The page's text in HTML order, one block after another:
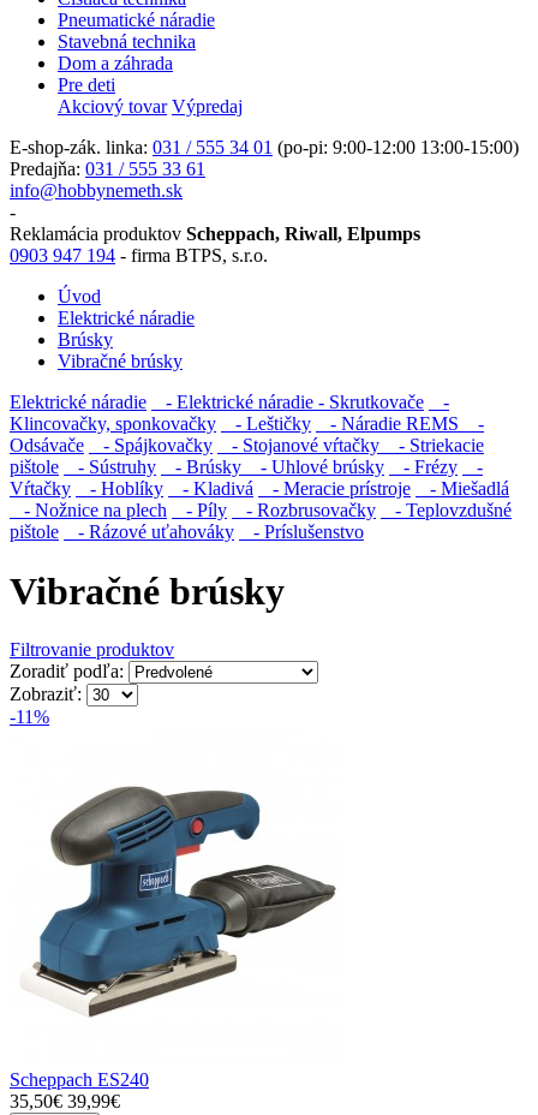
Pneumatické náradie
Stavebná technika
Dom a záhrada
Pre deti
Akciový tovar Výpredaj
E-shop-zák. linka: 031 / 555 34 01 (po-pi: 9:00-12:00 13:00-15:00)
Predajňa: 031 / 555 33 61
info@hobbynemeth.sk
-
Reklamácia produktov Scheppach, Riwall, Elpumps
0903 947 194 - firma BTPS, s.r.o.
Úvod
Elektrické náradie
Brúsky
Vibračné brúsky
Elektrické náradie
- Elektrické náradie - Skrutkovače
-
Klincovačky, sponkovačky
- Leštičky - Náradie REMS
-
Odsávače
- Spájkovačky - Stojanové vŕtačky
- Striekacie
pištole
- Sústruhy - Brúsky - Uhlové brúsky - Frézy
-
Vŕtačky
- Hoblíky - Kladivá - Meracie prístroje
- Miešadlá
- Nožnice na plech
- Píly - Rozbrusovačky
- Teplovzdušné
pištole
- Rázové uťahováky - Príslušenstvo
Vibračné brúsky
Filtrovanie produktov
Zoradiť podľa:
Zobraziť:
-11%
Scheppach ES240
35,50€ 39,99€